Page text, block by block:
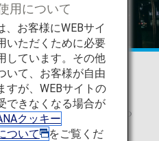
からの発着
空港から目的地までの役立つ
用について
、お客様にWEBサイ
いただくために必要
しています。その他
いて、お客様が自由
すが、WEBサイトの
できなくなる場合が
クッキー
ついて
をご覧くだ